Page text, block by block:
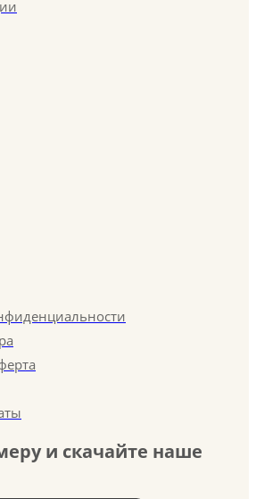
и скачайте наше